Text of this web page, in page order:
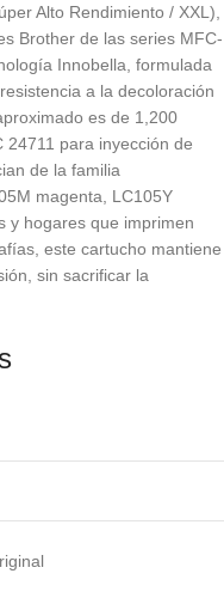
Alto Rendimiento / XXL),
Brother de las series MFC-
Innobella, formulada
a la decoloración
es de 1,200
24711 para inyección de
de la familia
magenta, LC105Y
y hogares que imprimen
este cartucho mantiene
sin sacrificar la